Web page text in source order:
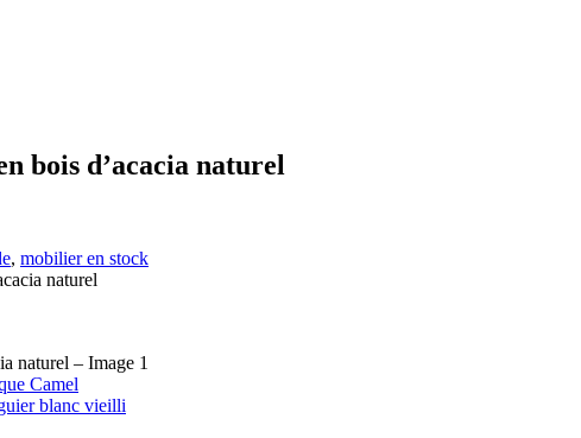
bois d’acacia naturel
, mobilier en stock
naturel
Camel
blanc vieilli